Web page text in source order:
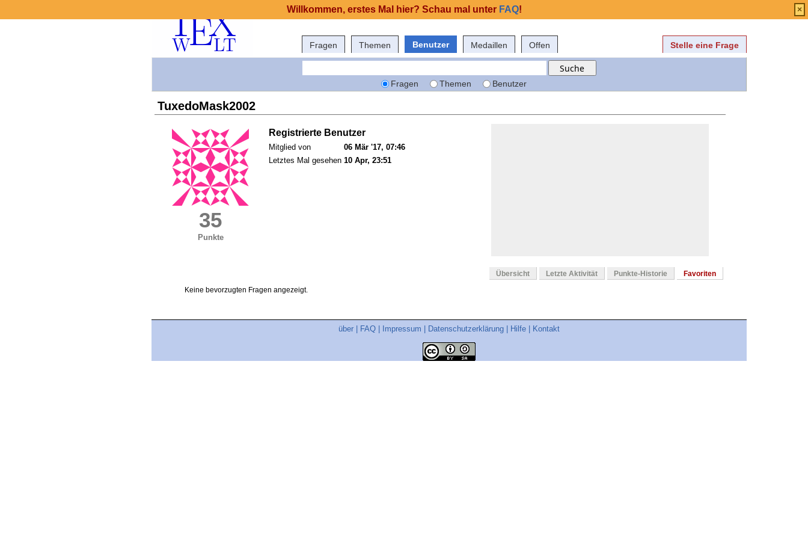
Fragen Themen Benutzer Medaillen Offen Stelle eine Frage
Fragen Themen Benutzer
TuxedoMask2002
35
Punkte
Registrierte Benutzer
Mitglied von
06 Mär '17, 07:46
Letztes Mal gesehen 10 Apr, 23:51
Übersicht Letzte Aktivität Punkte-Historie
Favoriten
Keine bevorzugten Fragen angezeigt.
über FAQ Impressum Datenschutzerklärung Hilfe Kontakt
Willkommen, erstes Mal hier? Schau mal unter FAQ! ×